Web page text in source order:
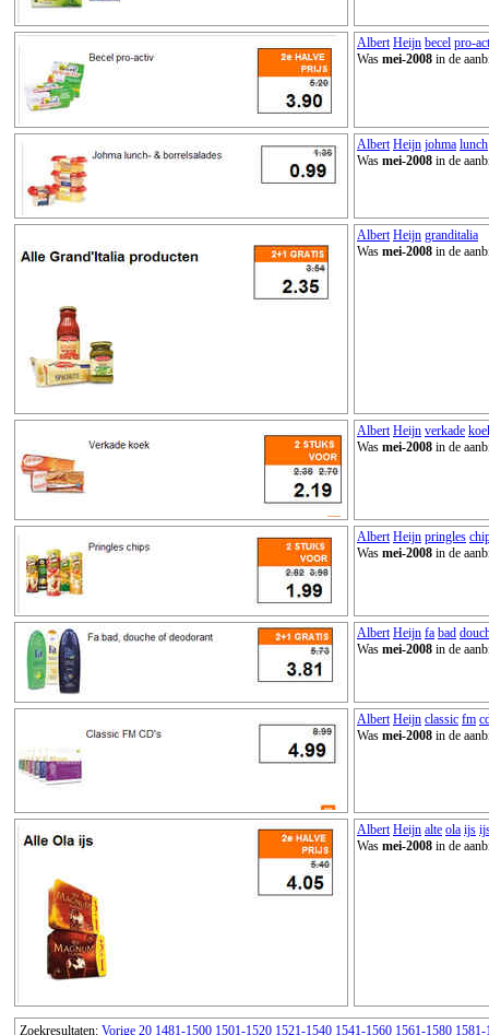
Albert Heijn becel pro-
Was mei-2008 in de
Albert Heijn johma lunch
Was mei-2008 in de
Albert Heijn granditalia
Was mei-2008 in de
Albert Heijn verkade
Was mei-2008 in de
Albert Heijn pringles
Was mei-2008 in de
Albert Heijn fa bad
Was mei-2008 in de
Albert Heijn classic fm
Was mei-2008 in de
Albert Heijn alte ola ijs
Was mei-2008 in de
Zoekresultaten: Vorige 20 1481-1500 1501-1520 1521-1540 1541-1560 1561-1580 1581-